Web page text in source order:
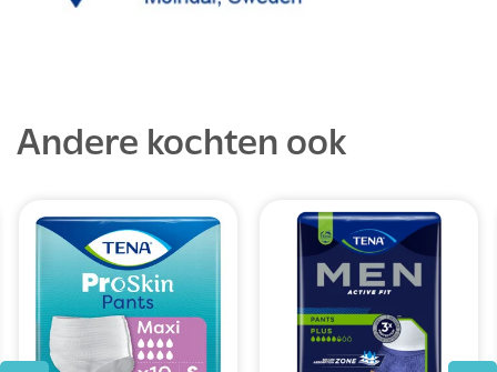
Andere kochten ook